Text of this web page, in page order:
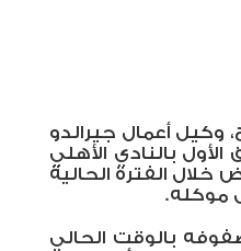
أعمال جيرالدو
الأول بالنادي الأهلي
الفترة الحالية
موكله.
بالوقت الحالي